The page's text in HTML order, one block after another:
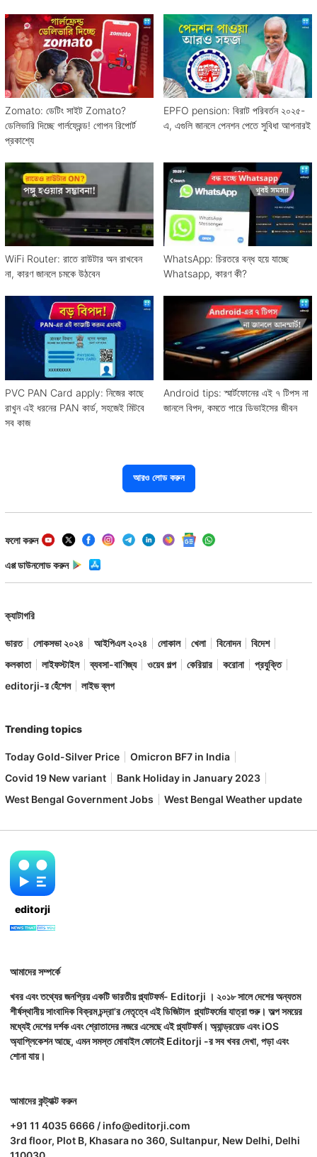
Zomato: ডেটিং সাইট Zomato?
ডেলিভারি দিচ্ছে গার্লফ্রেন্ড! গোপন রিপোর্ট
প্রকাশ্যে
EPFO pension: বিরাট পরিবর্তন ২০২৫-
এ, এগুলি জানলে পেনশন পেতে সুবিধা আপনারই
WiFi Router: রাতে রাউটার অন রাখবেন
না, কারণ জানলে চমকে উঠবেন
WhatsApp: চিরতরে বন্ধ হয়ে যাচ্ছে
Whatsapp, কারণ কী?
PVC PAN Card apply: নিজের কাছে
রাখুন এই ধরনের PAN কার্ড, সহজেই মিটবে
সব কাজ
Android tips: স্মার্টফোনের এই ৭ টিপস না
জানলে বিপদ, কমতে পারে ডিভাইসের জীবন
আরও লোড করুন
ফলো করুন
এপ্প ডাউনলোড করুন
ক্যাটাগরি
ভারত লোকসভা ২০২৪ আইপিএল ২০২৪ লোকাল খেলা বিনোদন
বিদেশ
কলকাতা
লাইফস্টাইল ব্যবসা-বাণিজ্য ওয়েব গল্প কেরিয়ার করোনা
প্রযুক্তি
editorji-র হেঁশেল
লাইভ ব্লগ
Trending topics
Today Gold-Silver Price
Omicron BF7 in India
Covid 19 New variant
Bank Holiday in January 2023
West Bengal Government Jobs
West Bengal Weather update
editorji
আমাদের সম্পর্কে
খবর এবং তথ্যের জনপ্রিয় একটি ভারতীয় প্ল্যাটফর্ম- Editorji । ২০১৮ সালে দেশের অন্যতম
শীর্ষস্থানীয় সাংবাদিক বিক্রম চন্দ্রা'র নেতৃত্বে এই ডিজিটাল প্ল্যাটফর্মের যাত্রা শুরু। অল্প সময়ের
মধ্যেই দেশের দর্শক এবং শ্রোতাদের নজরে এসেছে এই প্ল্যাটফর্ম। অ্যান্ড্রয়েড এবং iOS
অ্যাপ্লিকেশন আছে, এমন সমস্ত মোবাইল ফোনেই Editorji -র সব খবর দেখা, পড়া এবং
শোনা যায়।
আমাদের কন্ট্যাক্ট করুন
+91 11 4035 6666 / info@editorji.com
3rd floor, Plot B, Khasara no 360, Sultanpur, New Delhi, Delhi